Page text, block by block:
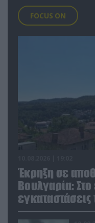
FOCUS ON
Έκρηξη σε
Βουλγαρία: Στο
εγκαταστάσεις
προμηθεύει